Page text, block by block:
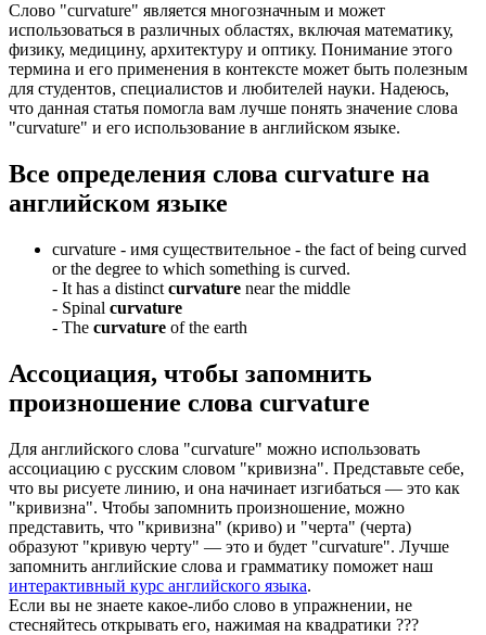
Слово "curvature" является многозначным и может
использоваться в различных областях, включая математику,
физику, медицину, архитектуру и оптику. Понимание этого
термина и его применения в контексте может быть полезным
для студентов, специалистов и любителей науки. Надеюсь,
что данная статья помогла вам лучше понять значение слова
"curvature" и его использование в английском языке.
Все определения слова curvature на
английском языке
curvature - имя существительное - the fact of being curved
or the degree to which something is curved.
- It has a distinct curvature near the middle
- Spinal curvature
- The curvature of the earth
Ассоциация, чтобы запомнить
произношение слова curvature
Для английского слова "curvature" можно использовать
ассоциацию с русским словом "кривизна". Представьте себе,
что вы рисуете линию, и она начинает изгибаться — это как
"кривизна". Чтобы запомнить произношение, можно
представить, что "кривизна" (криво) и "черта" (черта)
образуют "кривую черту" — это и будет "curvature". Лучше
запомнить английские слова и грамматику поможет наш
интерактивный курс английского языка.
Если вы не знаете какое-либо слово в упражнении, не
стесняйтесь открывать его, нажимая на квадратики ???